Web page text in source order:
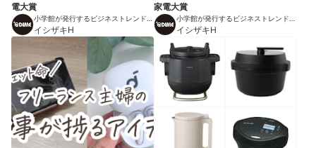
電大賞
小学館が発行するビジネストレンドマ
ガジン
イシザキH
家電大賞
小学館が発行するビジネストレンドマ
ガジン
イシザキH